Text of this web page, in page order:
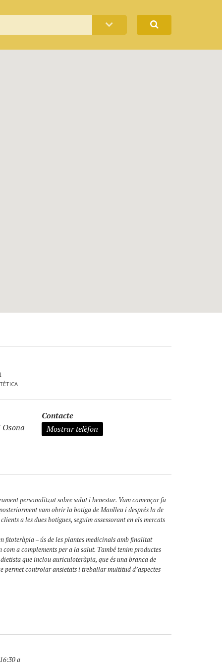
Contacte
Mostrar telèfon
personalitzat sobre salut i benestar. Vam començar fa
vam obrir la botiga de Manlleu i després la de
a les dues botigues, seguim assessorant en els mercats
fitoteràpia – ús de les plantes medicinals amb finalitat
com a complements per a la salut. També tenim productes
que inclou auriculoteràpia, que és una branca de
permet controlar ansietats i treballar multitud d’aspectes
a